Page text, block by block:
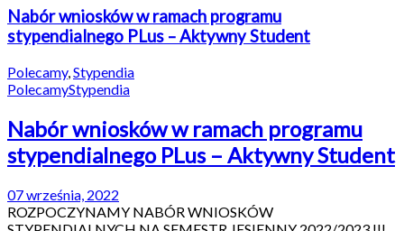
Nabór wniosków w ramach programu
stypendialnego PLus – Aktywny Student
Polecamy,Stypendia
PolecamyStypendia
Nabór wniosków w ramach programu
stypendialnego PLus – Aktywny Student
07 września, 2022
ROZPOCZYNAMY NABÓR WNIOSKÓW